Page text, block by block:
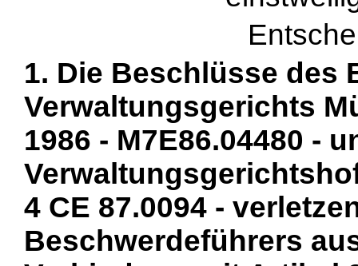
1. Die Beschlüsse des
Verwaltungsgerichts
1986 - M7E86.04480 -
4 CE 87.0094 -
Beschwerdeführers